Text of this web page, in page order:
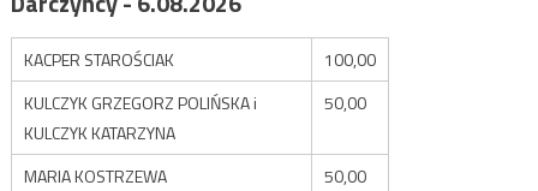
KACPER STAROŚCIAK
100,00
KULCZYK GRZEGORZ POLIŃSKA i
KULCZYK KATARZYNA
50,00
MARIA KOSTRZEWA
50,00